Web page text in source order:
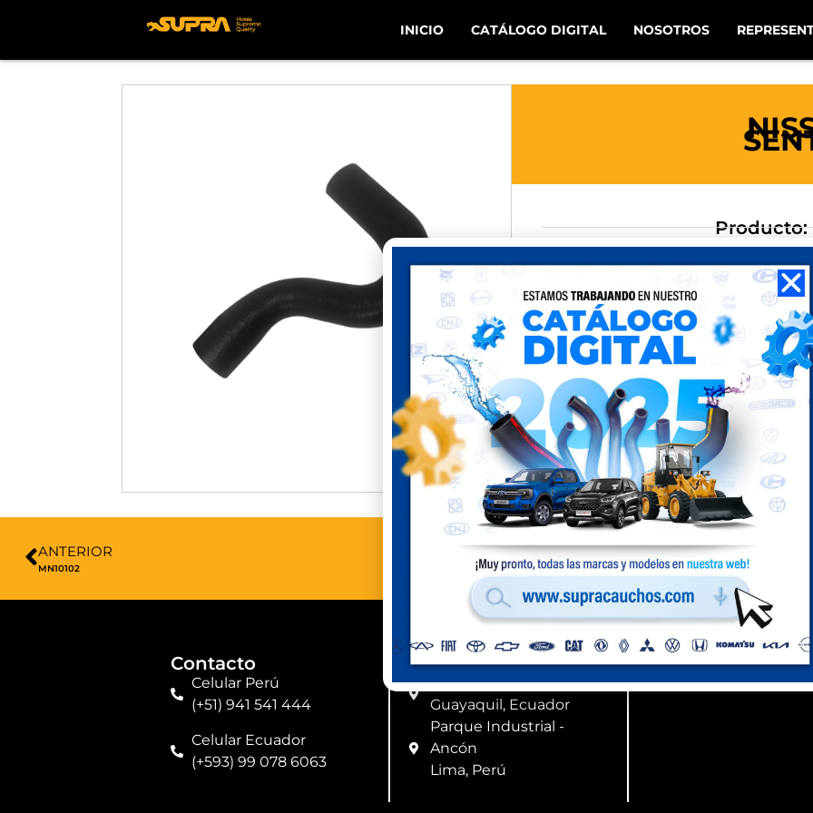
INICIO CATÁLOGO DIGITAL NOSOTROS
Producto:
Uso:
Año:
Medidas: 1 1/
Compra Perú
ANTERIOR
MN10102
Contacto
Celular Perú
(+51) 941 541 444
Celular Ecuador
(+593) 99 078 6063
Ubicación
Km 8,5 vía a Daule
Guayaquil, Ecuador
Parque Industrial -
Ancón
Lima, Perú
Correo